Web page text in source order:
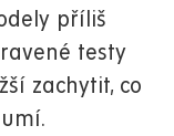
příliš
testy
zachytit, co